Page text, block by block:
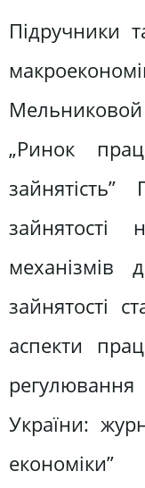
Підручники
„Ринок
механізмів
зайнятості
аспекти
України: